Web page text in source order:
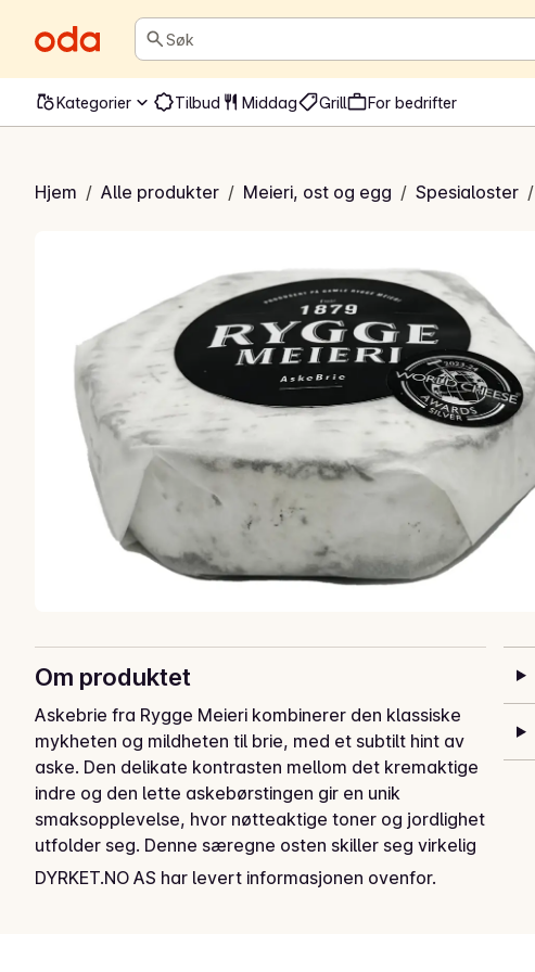
Søk
Kategorier Tilbud Middag Grill For bedrifter
Hjem / Alle produkter / Meieri, ost og egg / Spesialoster /
Om produktet
Askebrie fra Rygge Meieri kombinerer den klassiske
mykheten og mildheten til brie, med et subtilt hint av
aske. Den delikate kontrasten mellom det kremaktige
indre og den lette askebørstingen gir en unik
smaksopplevelse, hvor nøtteaktige toner og jordlighet
utfolder seg. Denne særegne osten skiller seg virkelig
ut i osteverdenen, og dens særpreg har blitt belønnet
DYRKET.NO AS har levert informasjonen ovenfor.